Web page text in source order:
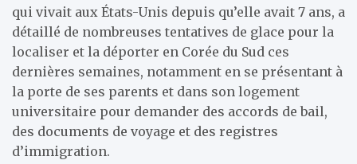
qui vivait aux États-Unis depuis qu’elle avait 7 ans, a
détaillé de nombreuses tentatives de glace pour la
localiser et la déporter en Corée du Sud ces
dernières semaines, notamment en se présentant à
la porte de ses parents et dans son logement
universitaire pour demander des accords de bail,
des documents de voyage et des registres
d’immigration.